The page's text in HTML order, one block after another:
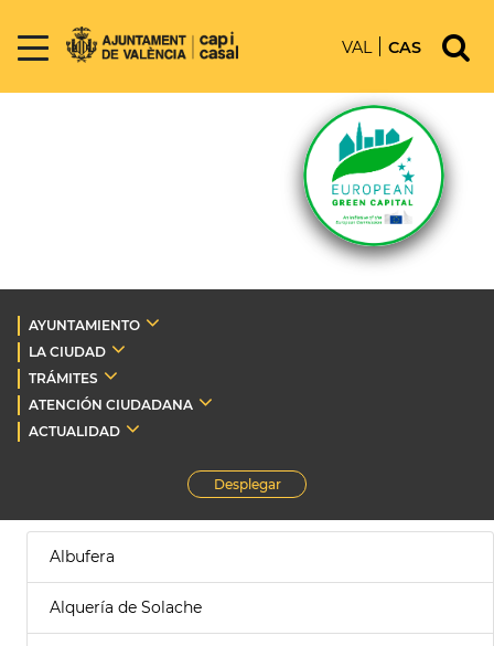
VAL CAS
AYUNTAMIENTO
LA CIUDAD
TRÁMITES
ATENCIÓN CIUDADANA
ACTUALIDAD
Desplegar
Albufera
Alquería de Solache